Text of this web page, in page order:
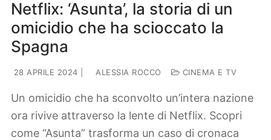
Netflix: ‘Asunta’, la storia di un
omicidio che ha scioccato la
Spagna
28 APRILE 2024 ALESSIA ROCCO CINEMA E TV
Un omicidio che ha sconvolto un’intera nazione
ora rivive attraverso la lente di Netflix. Scopri
come “Asunta” trasforma un caso di cronaca